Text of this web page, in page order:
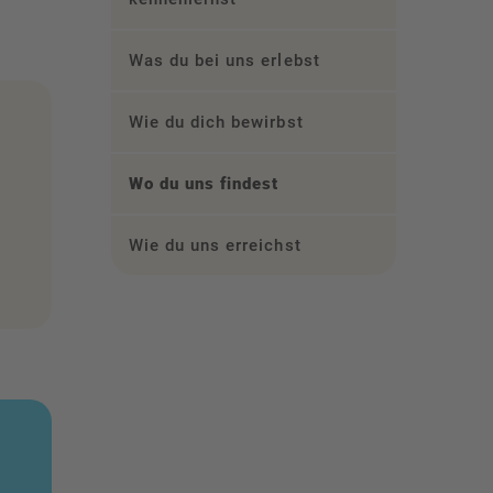
Was du bei uns erlebst
Wie du dich bewirbst
Wo du uns findest
Wie du uns erreichst